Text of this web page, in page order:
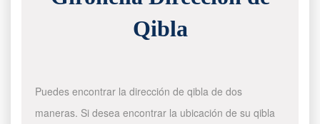
Qibla
Puedes encontrar la dirección de qibla de dos
maneras. Si desea encontrar la ubicación de su qibla